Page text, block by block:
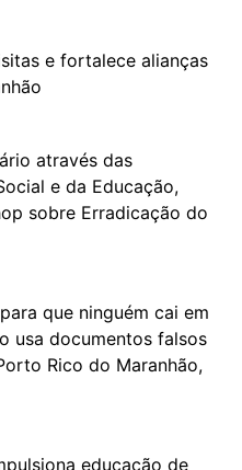
e fortalece alianças
através das
e da Educação,
sobre Erradicação do
que ninguém cai em
usa documentos falsos
Rico do Maranhão,
educação de